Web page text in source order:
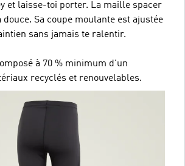
et laisse-toi porter. La maille spacer
Sa coupe moulante est ajustée
sans jamais te ralentir.
à 70 % minimum d'un
recyclés et renouvelables.